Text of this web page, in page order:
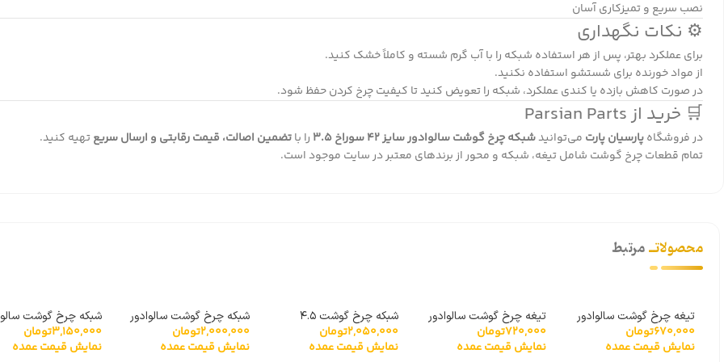
نصب سریع و تمیزکاری آسان
⚙️ نکات نگهداری
برای عملکرد بهتر، پس از هر استفاده شبکه را با آب گرم شسته و کاملاً خشک کنید.
از مواد خورنده برای شستشو استفاده نکنید.
در صورت کاهش بازده یا کندی عملکرد، شبکه را تعویض کنید تا کیفیت چرخ کردن حفظ شود.
🛒 خرید از Parsian Parts
در فروشگاهپارسیان پارت می‌توانیدشبکه چرخ گوشت سالوادور سایز ۴۲ سوراخ ۳.۵ را باتضمین اصالت، قیمت رقابتی و ارسال سریعتهیه کنید.
تمام قطعات چرخ گوشت شامل تیغه، شبکه و محور از برندهای معتبر در سایت موجود است.
محصولاتــمرتبط
تیغه چرخ گوشت سالوادور
سایز 12
670,000تومان
نمایش قیمت عمده
تیغه چرخ گوشت سالوادور
سایز ۳۲
720,000تومان
نمایش قیمت عمده
شبکه چرخ گوشت ۴.۵
سالوادور ۳۲
2,050,000تومان
نمایش قیمت عمده
شبکه چرخ گوشت سالوادور
۳۲ سوراخ ۳.۵
2,000,000تومان
نمایش قیمت عمده
شبکه چرخ گوشت
سایز 42 نمره 4.5
3,150,000تومان
نمایش قیمت عمده